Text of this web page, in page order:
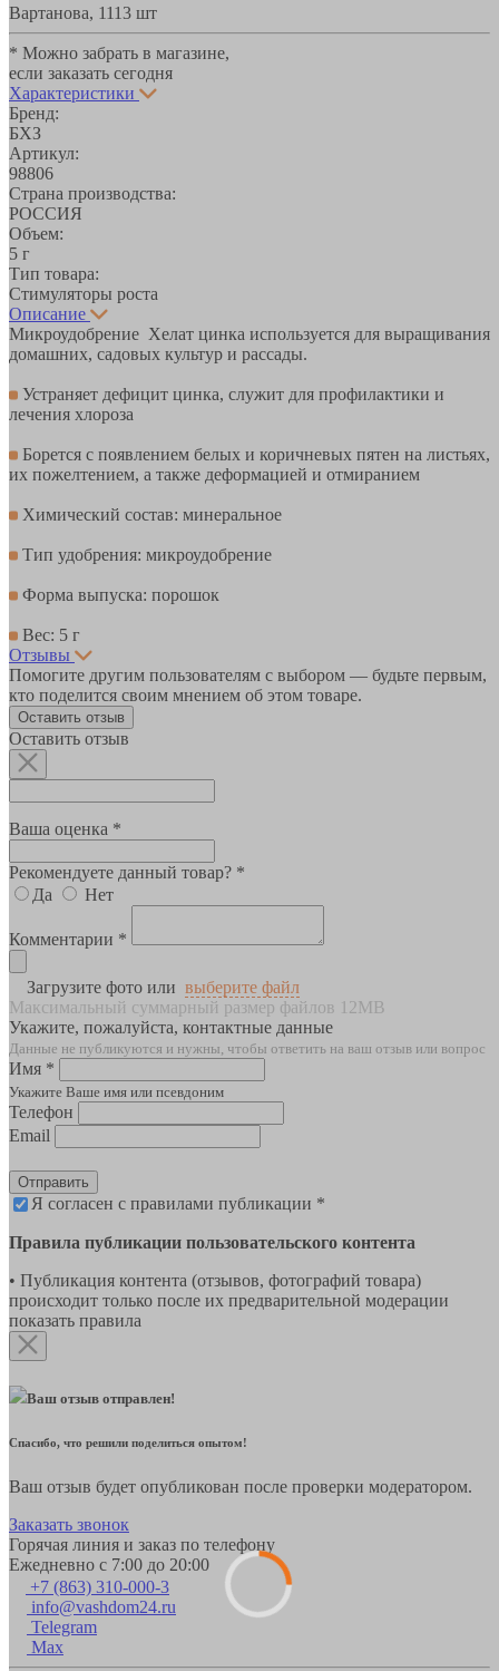
Вартанова, 1113 шт
* Можно забрать в магазине,
если заказать сегодня
Характеристики
Бренд:
БХЗ
Артикул:
98806
Страна производства:
РОССИЯ
Объем:
5 г
Тип товара:
Стимуляторы роста
Описание
Микроудобрение Хелат цинка используется для выращивания
домашних, садовых культур и рассады.
Устраняет дефицит цинка, служит для профилактики и
лечения хлороза
Борется с появлением белых и коричневых пятен на листьях,
их пожелтением, а также деформацией и отмиранием
Химический состав: минеральное
Тип удобрения: микроудобрение
Форма выпуска: порошок
Вес: 5 г
Отзывы
Помогите другим пользователям с выбором — будьте первым,
кто поделится своим мнением об этом товаре.
Оставить отзыв
Оставить отзыв
Ваша оценка *
Рекомендуете данный товар? *
Да
Нет
Комментарии *
Загрузите фото или выберите файл
Максимальный суммарный размер файлов 12MB
Укажите, пожалуйста, контактные данные
Данные не публикуются и нужны, чтобы ответить на ваш отзыв или вопрос
Имя *
Укажите Ваше имя или псевдоним
Телефон
Email
Отправить
Я согласен с правилами публикации *
Правила публикации пользовательского контента
• Публикация контента (отзывов, фотографий товара)
происходит только после их предварительной модерации
показать правила
Ваш отзыв отправлен!
Спасибо, что решили поделиться опытом!
Ваш отзыв будет опубликован после проверки модератором.
Заказать звонок
Горячая линия и заказ по телефону
Ежедневно с 7:00 до 20:00
+7 (863) 310-000-3
info@vashdom24.ru
Telegram
Max